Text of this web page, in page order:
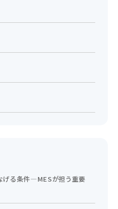
げる条件―MESが担う重要